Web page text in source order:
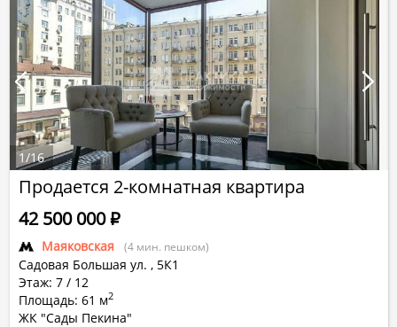
Продается 2-комнатная квартира
Маяковская (4 мин. пешком)
Садовая Большая ул. , 5К1
Этаж: 7 / 12
Площадь: 61 м2
ЖК "Сады Пекина"
42 500 000Р
1/16